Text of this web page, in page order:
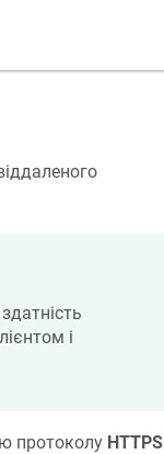
і
протоколу HTTPS